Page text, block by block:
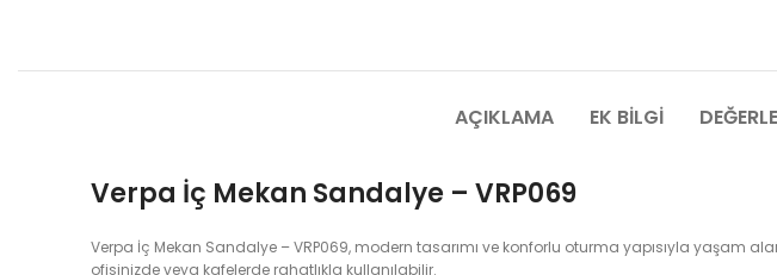
AÇIKLAMA EK BILGI
Verpa İç Mekan Sandalye – VRP069
Verpa İç Mekan Sandalye – VRP069, modern tasarımı ve konforlu oturma yapısıyla yaşam
ofisinizde veya kafelerde rahatlıkla kullanılabilir.